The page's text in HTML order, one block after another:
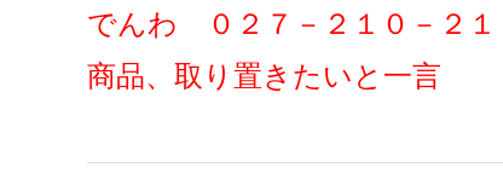
でんわ ０２７－２１０－２１
商品、取り置きたいと一言